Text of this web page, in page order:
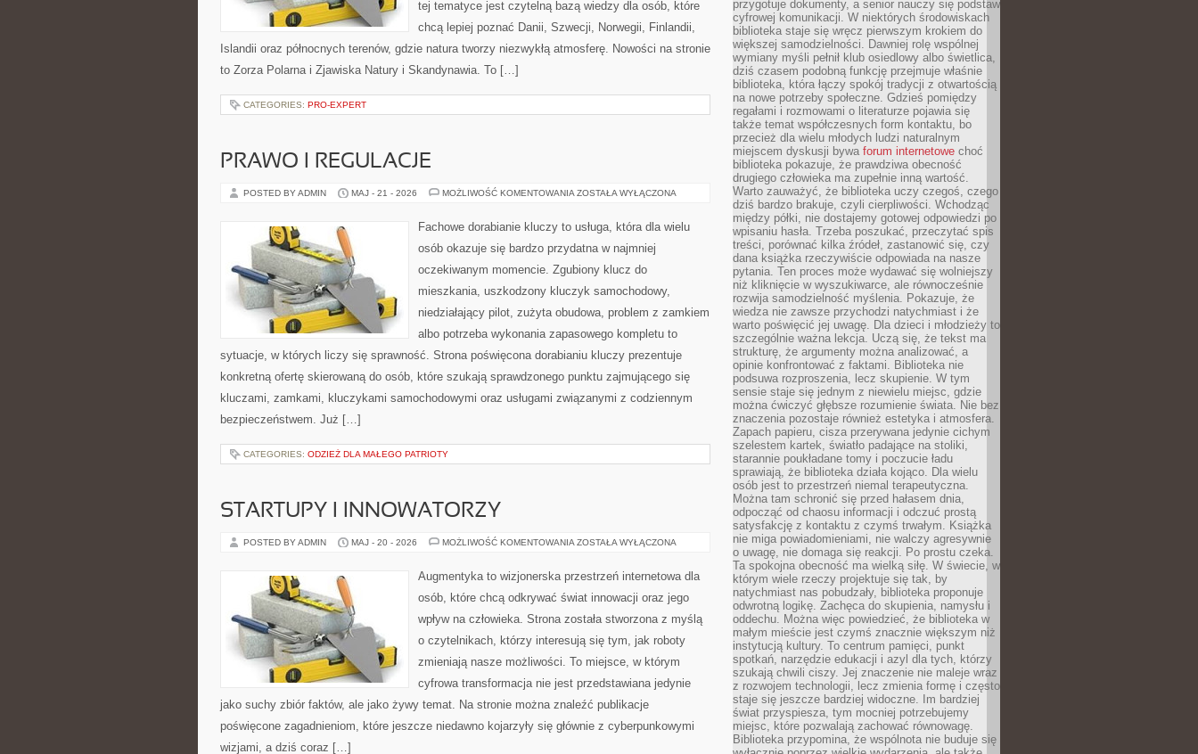
tej tematyce jest czytelną bazą wiedzy dla osób, które
chcą lepiej poznać Danii, Szwecji, Norwegii, Finlandii,
Islandii oraz północnych terenów, gdzie natura tworzy niezwykłą atmosferę. Nowości na stronie
to Zorza Polarna i Zjawiska Natury i Skandynawia. To […]
CATEGORIES: PRO-EXPERT
PRAWO I REGULACJE
POSTED BY ADMIN MAJ - 21 - 2026 MOŻLIWOŚĆ KOMENTOWANIA PRAWO
ZOSTAŁA WYŁĄCZONA
Fachowe dorabianie kluczy to usługa, która dla wielu
osób okazuje się bardzo przydatna w najmniej
oczekiwanym momencie. Zgubiony klucz do
mieszkania, uszkodzony kluczyk samochodowy,
niedziałający pilot, zużyta obudowa, problem z zamkiem
albo potrzeba wykonania zapasowego kompletu to
sytuacje, w których liczy się sprawność. Strona poświęcona dorabianiu kluczy prezentuje
konkretną ofertę skierowaną do osób, które szukają sprawdzonego punktu zajmującego się
kluczami, zamkami, kluczykami samochodowymi oraz usługami związanymi z codziennym
bezpieczeństwem. Już […]
CATEGORIES: ODZIEŻ DLA MAŁEGO PATRIOTY
STARTUPY I INNOWATORZY
POSTED BY ADMIN MAJ - 20 - 2026 MOŻLIWOŚĆ KOMENTOWANIA STARTUPY
ZOSTAŁA WYŁĄCZONA
Augmentyka to wizjonerska przestrzeń internetowa dla
osób, które chcą odkrywać świat innowacji oraz jego
wpływ na człowieka. Strona została stworzona z myślą
o czytelnikach, którzy interesują się tym, jak roboty
zmieniają nasze możliwości. To miejsce, w którym
cyfrowa transformacja nie jest przedstawiana jedynie
jako suchy zbiór faktów, ale jako żywy temat. Na stronie można znaleźć publikacje
poświęcone zagadnieniom, które jeszcze niedawno kojarzyły się głównie z cyberpunkowymi
wizjami, a dziś coraz […]
przygotuje dokumenty, a senior nauczy się podstaw
cyfrowej komunikacji. W niektórych środowiskach
biblioteka staje się wręcz pierwszym krokiem do
większej samodzielności. Dawniej rolę wspólnej
wymiany myśli pełnił klub osiedlowy albo świetlica,
dziś czasem podobną funkcję przejmuje właśnie
biblioteka, która łączy spokój tradycji z otwartością
na nowe potrzeby społeczne. Gdzieś pomiędzy
regałami i rozmowami o literaturze pojawia się
także temat współczesnych form kontaktu, bo
przecież dla wielu młodych ludzi naturalnym
miejscem dyskusji bywa forum internetowe choć
biblioteka pokazuje, że prawdziwa obecność
drugiego człowieka ma zupełnie inną wartość.
Warto zauważyć, że biblioteka uczy czegoś, czego
dziś bardzo brakuje, czyli cierpliwości. Wchodząc
między półki, nie dostajemy gotowej odpowiedzi po
wpisaniu hasła. Trzeba poszukać, przeczytać spis
treści, porównać kilka źródeł, zastanowić się, czy
dana książka rzeczywiście odpowiada na nasze
pytania. Ten proces może wydawać się wolniejszy
niż kliknięcie w wyszukiwarce, ale równocześnie
rozwija samodzielność myślenia. Pokazuje, że
wiedza nie zawsze przychodzi natychmiast i że
warto poświęcić jej uwagę. Dla dzieci i młodzieży to
szczególnie ważna lekcja. Uczą się, że tekst ma
strukturę, że argumenty można analizować, a
opinie konfrontować z faktami. Biblioteka nie
podsuwa rozproszenia, lecz skupienie. W tym
sensie staje się jednym z niewielu miejsc, gdzie
można ćwiczyć głębsze rozumienie świata. Nie bez
znaczenia pozostaje również estetyka i atmosfera.
Zapach papieru, cisza przerywana jedynie cichym
szelestem kartek, światło padające na stoliki,
starannie poukładane tomy i poczucie ładu
sprawiają, że biblioteka działa kojąco. Dla wielu
osób jest to przestrzeń niemal terapeutyczna.
Można tam schronić się przed hałasem dnia,
odpocząć od chaosu informacji i odczuć prostą
satysfakcję z kontaktu z czymś trwałym. Książka
nie miga powiadomieniami, nie walczy agresywnie
o uwagę, nie domaga się reakcji. Po prostu czeka.
Ta spokojna obecność ma wielką siłę. W świecie, w
którym wiele rzeczy projektuje się tak, by
natychmiast nas pobudzały, biblioteka proponuje
odwrotną logikę. Zachęca do skupienia, namysłu i
oddechu. Można więc powiedzieć, że biblioteka w
małym mieście jest czymś znacznie większym niż
instytucją kultury. To centrum pamięci, punkt
spotkań, narzędzie edukacji i azyl dla tych, którzy
szukają chwili ciszy. Jej znaczenie nie maleje wraz
z rozwojem technologii, lecz zmienia formę i często
staje się jeszcze bardziej widoczne. Im bardziej
świat przyspiesza, tym mocniej potrzebujemy
miejsc, które pozwalają zachować równowagę.
Biblioteka przypomina, że wspólnota nie buduje się